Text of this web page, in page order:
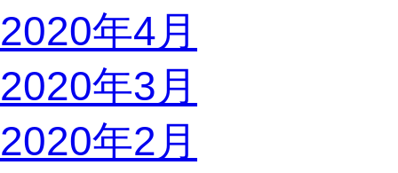
2020年4月
2020年3月
2020年2月